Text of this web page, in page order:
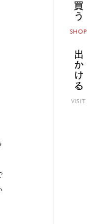
買う
SHOP
出かける
VISIT